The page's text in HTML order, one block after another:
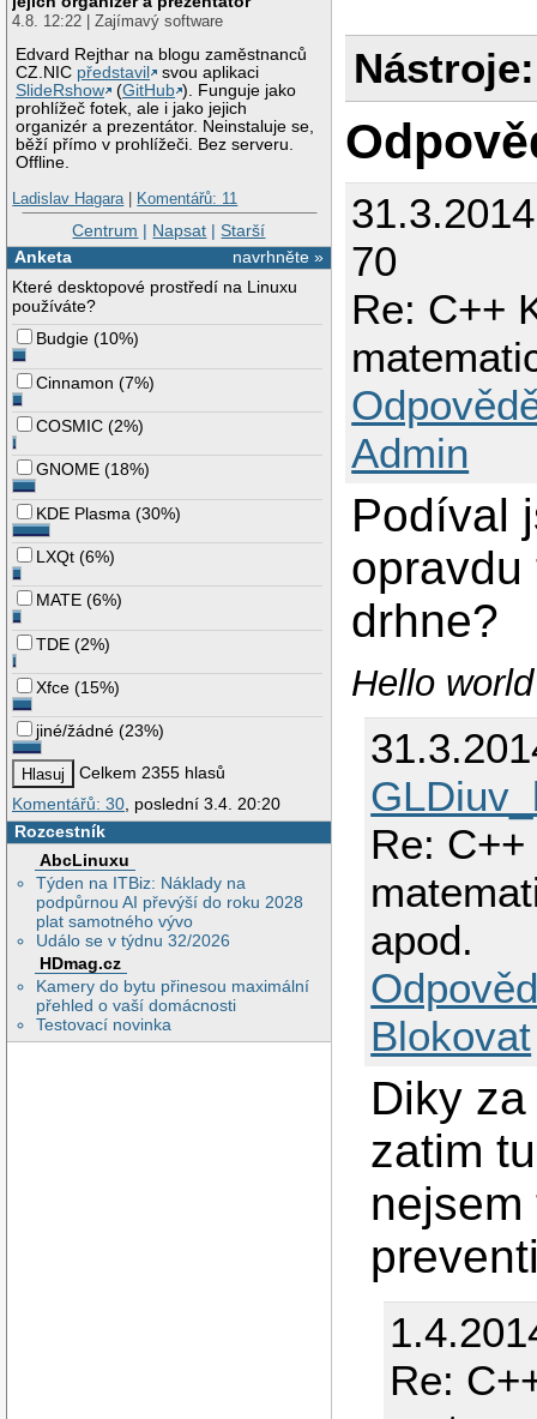
4.8. 12:22 | Zajímavý software
Edvard Rejthar na blogu zaměstnanců
CZ.NIC představil
svou aplikaci
SlideRshow
(GitHub ). Funguje jako
prohlížeč fotek, ale i jako jejich
organizér a prezentátor. Neinstaluje se,
běží přímo v prohlížeči. Bez serveru.
Offline.
Ladislav Hagara| Komentářů: 11
Centrum | Napsat |Starší
navrhněte »
Anketa
Které desktopové prostředí na Linuxu
používáte?
Budgie (10%)
Cinnamon (7%)
COSMIC (2%)
GNOME (18%)
KDE Plasma (30%)
LXQt (6%)
MATE (6%)
TDE (2%)
Xfce (15%)
jiné/žádné (23%)
Celkem 2355 hlasů
Komentářů: 30 , poslední 3.4. 20:20
Rozcestník
AbcLinuxu
Týden na ITBiz: Náklady na
podpůrnou AI převýší do roku 2028
plat samotného vývo
Událo se v týdnu 32/2026
HDmag.cz
Kamery do bytu přinesou maximální
přehled o vaší domácnosti
Testovací novinka
Nástroje:
70
Re: C++
Admin
Podíval
drhne?
Hello
Re:
apod.
Blokovat
Diky
zatim
Re: